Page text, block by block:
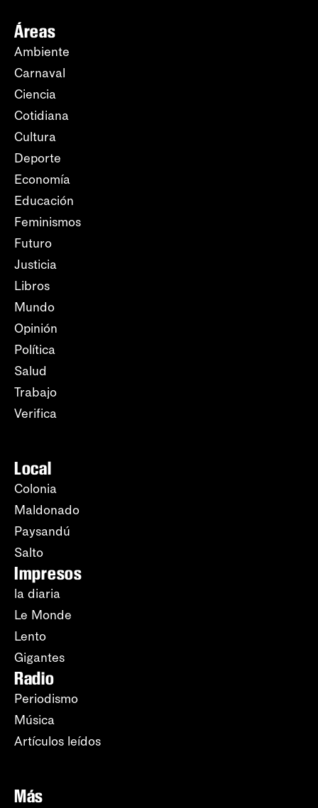
Áreas
Ambiente
Carnaval
Ciencia
Cotidiana
Cultura
Deporte
Economía
Educación
Feminismos
Futuro
Justicia
Libros
Mundo
Opinión
Política
Salud
Trabajo
Verifica
Local
Colonia
Maldonado
Paysandú
Salto
Impresos
la diaria
Le Monde
Lento
Gigantes
Radio
Periodismo
Música
Artículos leídos
Más